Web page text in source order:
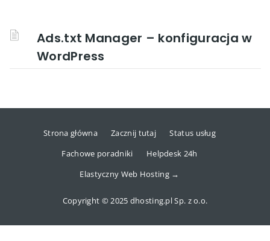
Ads.txt Manager – konfiguracja w
WordPress
Strona główna Zacznij tutaj
Status usług
Fachowe poradniki
Helpdesk 24h
Elastyczny Web Hosting →
Copyright © 2025 dhosting.pl Sp. z o.o.